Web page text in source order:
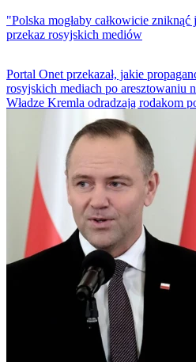
"Polska mogłaby całkowicie
przekaz rosyjskich mediów
Portal Onet przekazał, jakie
rosyjskich mediach po aresztowaniu
Władze Kremla odradzają rodakom
eksperci straszą torturami jeńców na
na Ukrainie walczą polskie wojska.